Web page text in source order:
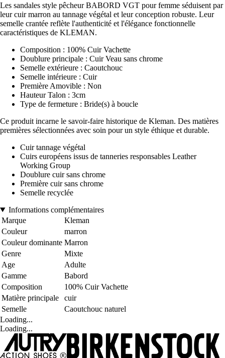
Les sandales style pêcheur BABORD VGT pour femme séduisent par
leur cuir marron au tannage végétal et leur conception robuste. Leur
semelle crantée reflète l'authenticité et l'élégance fonctionnelle
caractéristiques de KLEMAN.
Composition : 100% Cuir Vachette
Doublure principale : Cuir Veau sans chrome
Semelle extérieure : Caoutchouc
Semelle intérieure : Cuir
Première Amovible : Non
Hauteur Talon : 3cm
Type de fermeture : Bride(s) à boucle
Ce produit incarne le savoir-faire historique de Kleman. Des matières
premières sélectionnées avec soin pour un style éthique et durable.
Cuir tannage végétal
Cuirs européens issus de tanneries responsables Leather
Working Group
Doublure cuir sans chrome
Première cuir sans chrome
Semelle recyclée
Informations complémentaires
Marque
Kleman
Couleur
marron
Couleur dominante Marron
Genre
Mixte
Age
Adulte
Gamme
Babord
Composition
100% Cuir Vachette
Matière principale
cuir
Semelle
Caoutchouc naturel
Loading...
Loading...